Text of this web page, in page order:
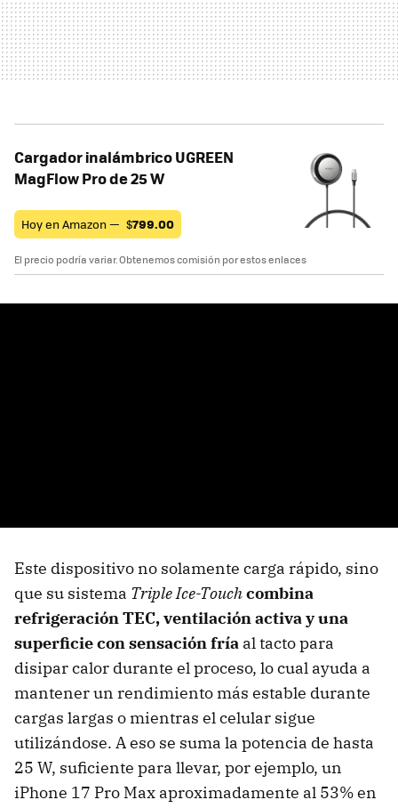
Cargador inalámbrico UGREEN
MagFlow Pro de 25 W
Hoy en Amazon — $799.00
El precio podría variar. Obtenemos comisión por estos enlaces
Este dispositivo no solamente carga rápido, sino
que su sistema Triple Ice-Touchcombina
refrigeración TEC, ventilación activa y una
superficie con sensación fría al tacto para
disipar calor durante el proceso, lo cual ayuda a
mantener un rendimiento más estable durante
cargas largas o mientras el celular sigue
utilizándose. A eso se suma la potencia de hasta
25 W, suficiente para llevar, por ejemplo, un
iPhone 17 Pro Max aproximadamente al 53% en